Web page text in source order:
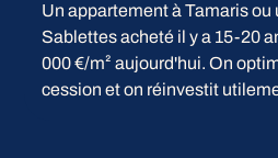
Un appartement à Tamaris ou
Sablettes acheté il y a 15-20
000 €/m² aujourd'hui. On
cession et on réinvestit